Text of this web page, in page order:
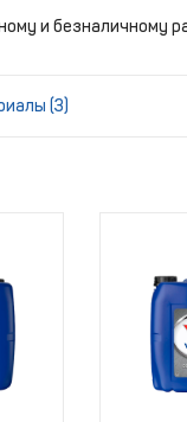
и безналичному
(3)